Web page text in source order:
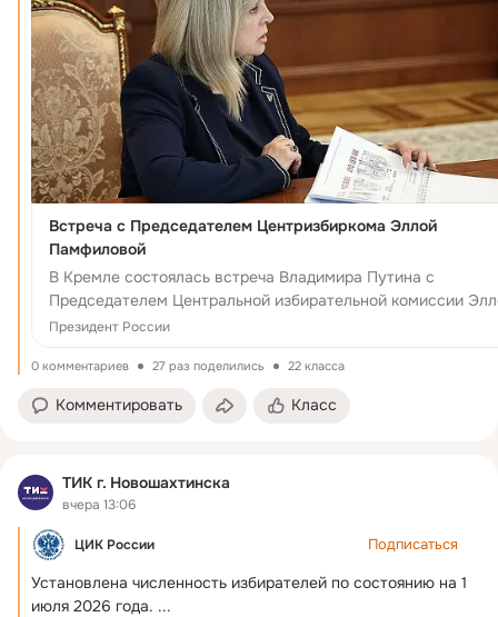
Встреча с Председателем Центризбиркома Эллой
Памфиловой
В Кремле состоялась встреча Владимира Путина с
Председателем Центральной избирательной комиссии
Памфиловой. Обсуждался процесс подготовки к единому
Президент России
0 комментариев 27 раз поделились 22 класса
Комментировать Класс
ТИК г. Новошахтинска
вчера 13:06
ЦИК России Подписаться
Установлена численность избирателей по состоянию на 1
июля 2026 года. ...